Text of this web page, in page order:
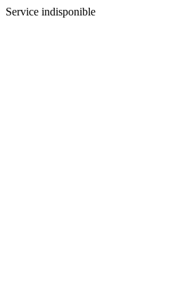
Service indisponible